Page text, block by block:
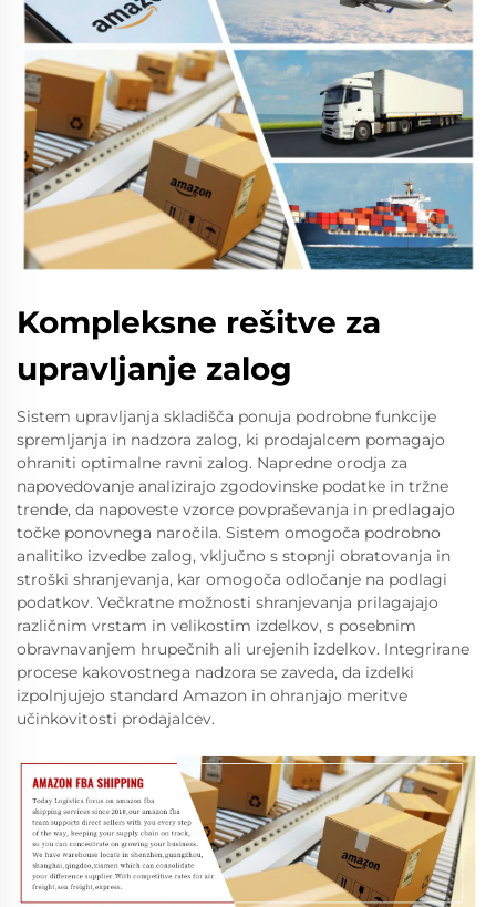
Kompleksne rešitve za
upravljanje zalog
Sistem upravljanja skladišča ponuja podrobne funkcije
spremljanja in nadzora zalog, ki prodajalcem pomagajo
ohraniti optimalne ravni zalog. Napredne orodja za
napovedovanje analizirajo zgodovinske podatke in tržne
trende, da napoveste vzorce povpraševanja in predlagajo
točke ponovnega naročila. Sistem omogoča podrobno
analitiko izvedbe zalog, vključno s stopnji obratovanja in
stroški shranjevanja, kar omogoča odločanje na podlagi
podatkov. Večkratne možnosti shranjevanja prilagajajo
različnim vrstam in velikostim izdelkov, s posebnim
obravnavanjem hrupečnih ali urejenih izdelkov. Integrirane
procese kakovostnega nadzora se zaveda, da izdelki
izpolnjujejo standard Amazon in ohranjajo meritve
učinkovitosti prodajalcev.